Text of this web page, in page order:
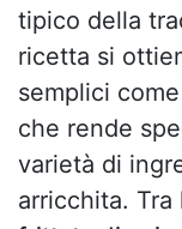
tipico della
ricetta si
semplici come
che rende
varietà di
arricchita.